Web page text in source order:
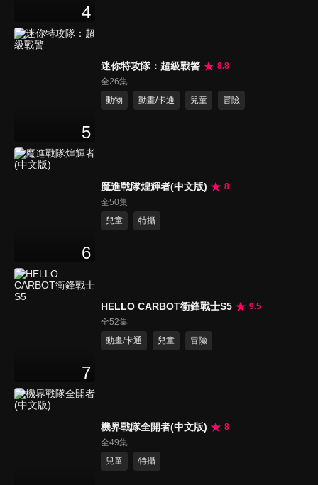
4
5
迷你特攻隊：超級戰警
8.8
全26集
動物
動畫/卡通 兒童 冒險
6
魔進戰隊煌輝者(中文版)
8
全50集
兒童
特攝
7
HELLO CARBOT衝鋒戰士S5
9.5
全52集
動畫/卡通
兒童 冒險
機界戰隊全開者(中文版)
8
全49集
兒童
特攝